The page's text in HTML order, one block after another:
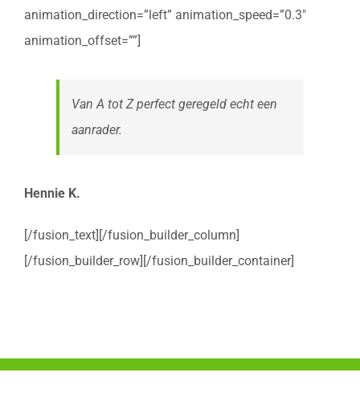
animation_direction=”left” animation_speed=”0.3″
animation_offset=””]
Van A tot Z perfect geregeld echt een
aanrader.
Hennie K.
[/fusion_text][/fusion_builder_column]
[/fusion_builder_row][/fusion_builder_container]